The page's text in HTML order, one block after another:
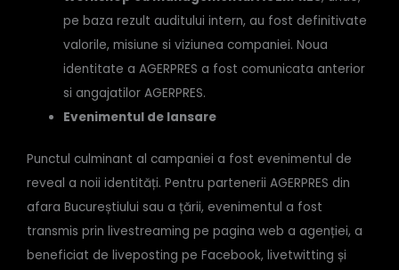
pe baza rezult auditului intern, au fost definitivate
valorile, misiune si viziunea companiei. Noua
identitate a AGERPRES a fost comunicata anterior
si angajatilor AGERPRES.
Evenimentul de lansare
Punctul culminant al campaniei a fost evenimentul de
reveal a noii identități. Pentru partenerii AGERPRES din
afara Bucureștiului sau a țării, evenimentul a fost
transmis prin livestreaming pe pagina web a agenției, a
beneficiat de liveposting pe Facebook, livetwitting și